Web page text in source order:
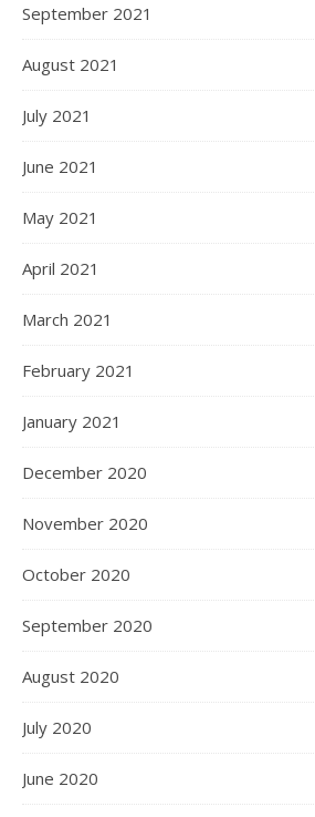
September 2021
August 2021
July 2021
June 2021
May 2021
April 2021
March 2021
February 2021
January 2021
December 2020
November 2020
October 2020
September 2020
August 2020
July 2020
June 2020